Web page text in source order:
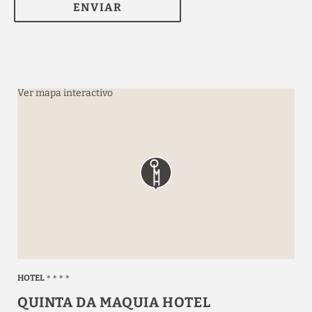
ENVIAR
Ver mapa interactivo
HOTEL
QUINTA DA MAQUIA HOTEL
Estacionamiento
gratuito